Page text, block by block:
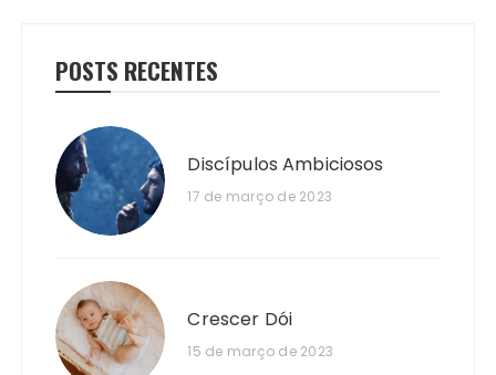
POSTS RECENTES
Discípulos Ambiciosos
17 de março de 2023
Crescer Dói
15 de março de 2023